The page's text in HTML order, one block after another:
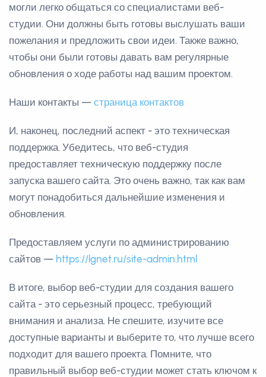
могли легко общаться со специалистами веб-
студии. Они должны быть готовы выслушать ваши
пожелания и предложить свои идеи. Также важно,
чтобы они были готовы давать вам регулярные
обновления о ходе работы над вашим проектом.
Наши контакты — страница контактов
И, наконец, последний аспект - это техническая
поддержка. Убедитесь, что веб-студия
предоставляет техническую поддержку после
запуска вашего сайта. Это очень важно, так как вам
могут понадобиться дальнейшие изменения и
обновления.
Предоставляем услуги по администрированию
сайтов — https://lgnet.ru/site-admin.html
В итоге, выбор веб-студии для создания вашего
сайта - это серьезный процесс, требующий
внимания и анализа. Не спешите, изучите все
доступные варианты и выберите то, что лучше всего
подходит для вашего проекта. Помните, что
правильный выбор веб-студии может стать ключом к